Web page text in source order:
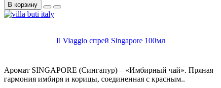
В корзину
Il Viaggio спрей Singapore 100мл
Аромат SINGAPORE (Сингапур) – «Имбирный чай». Пряная
гармония имбиря и корицы, соединенная с красным..